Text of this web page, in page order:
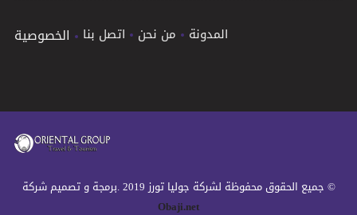
الخصوصية اتصل بنا من نحن المدونة
© جميع الحقوق محفوظة لشركة جوليا تورز 2019 .برمجة و تصميم شركة
Obaji.net